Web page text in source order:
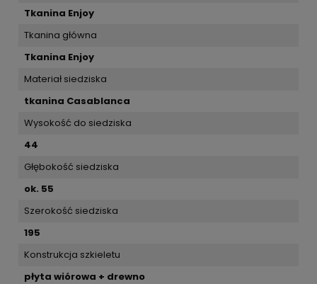
Tkanina Enjoy
Tkanina główna
Tkanina Enjoy
Materiał siedziska
tkanina Casablanca
Wysokość do siedziska
44
Głębokość siedziska
ok. 55
Szerokość siedziska
195
Konstrukcja szkieletu
płyta wiórowa + drewno